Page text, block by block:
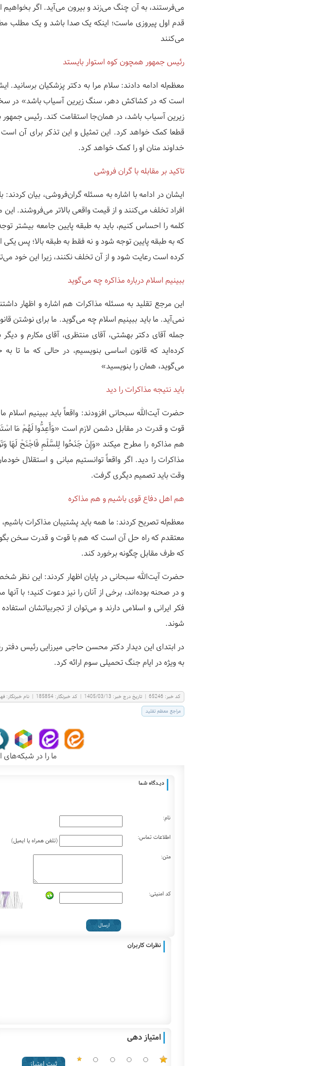
می‌فرستند، به آن چنگ می‌زند و بیرون می‌آید. اگر بخواهیم
قدم اول پیروزی ماست؛ اینکه یک صدا باشد و یک مطلب
می‌کنند
رئیس جمهور همچون کوه استوار بایستد
معظم‌له ادامه دادند: سلام مرا به دکتر پزشکیان
است که در کشاکش دهر، سنگ زیرین آسیاب باشد» در
زیرین آسیاب باشد، در همان‌جا استقامت کند. رئیس جمهور
قطعا کمک خواهد کرد. این تمثیل و این تذکر برای آن
خداوند منان او را کمک خواهد کرد.
تاکید بر مقابله با گران فروشی
ایشان در ادامه با اشاره به مسئله گران‌فروشی، بیان
افراد تخلف می‌کنند و از قیمت واقعی بالاتر می‌فروشند.
کلمه را احساس کنیم، باید به طبقه پایین جامعه بیشتر
که به طبقه پایین توجه شود و نه فقط به طبقه بالا؛ پس
کرده است رعایت شود و از آن تخلف نکنند، زیرا این خود
ببینیم اسلام درباره مذاکره چه می‌گوید
این مرجع تقلید به مسئله مذاکرات هم اشاره و اظهار
نمی‌آید. ما باید ببینیم اسلام چه می‌گوید. ما برای نوشتن
جمله آقای دکتر بهشتی، آقای منتظری، آقای مکارم و
کرده‌اید که قانون اساسی بنویسیم، در حالی که ما تا
می‌گوید، همان را بنویسید»
باید نتیجه مذاکرات را دید
حضرت آیت‌الله سبحانی افزودند: واقعاً باید ببینیم
قوت و قدرت در مقابل دشمن لازم است «وَأَعِدُّوا لَهُمْ مَا
هم مذاکره را مطرح میکند «وَإِنْ جَنَحُوا لِلسَّلْمِ فَاجْنَحْ لَهَا
مذاکرات را دید. اگر واقعاً توانستیم مبانی و استقلال
وقت باید تصمیم دیگری گرفت.
هم اهل دفاع قوی باشیم و هم مذاکره
معظم‌له تصریح کردند: ما همه باید پشتیبان مذاکرات
معتقدم که راه‌ حل آن است که هم با قوت و قدرت سخن
که طرف مقابل چگونه برخورد کند.
حضرت آیت‌الله سبحانی در پایان اظهار کردند: این نظر
و در صحنه بوده‌اند، برخی از آنان را نیز دعوت کنید؛ با
فکر ایرانی و اسلامی دارند و می‌توان از تجربیاتشان
شوند.
در ابتدای این دیدار دکتر محسن حاجی میرزایی رئیس
به ویژه در ایام جنگ تحمیلی سوم ارائه کرد.
كد خبر: 65246
| تاریخ درج خبر: 1405/03/13
| کد خبرنگار: 185854
| نام خبرنگار:
مراجع معظم تقلید
ما را در شبکه‌های
دیـــدگاه شما
نام:
اطلاعات تماس:
(تلفن همراه یا ایمیل)
متن:
کد امنیتی:
نظرات کاربران
امتیاز دهی